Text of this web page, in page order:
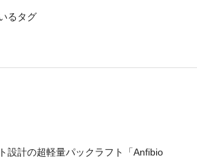
るタグ
設計の超軽量パックラフト「Anfibio